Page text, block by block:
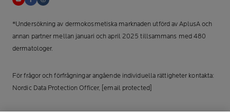
*Undersökning av dermokosmetiska marknaden utförd av AplusA och
annan partner mellan januari och april 2025 tillsammans med 480
dermatologer.
För frågor och förfrågningar angående individuella rättigheter kontakta:
Nordic Data Protection Officer, [email protected]